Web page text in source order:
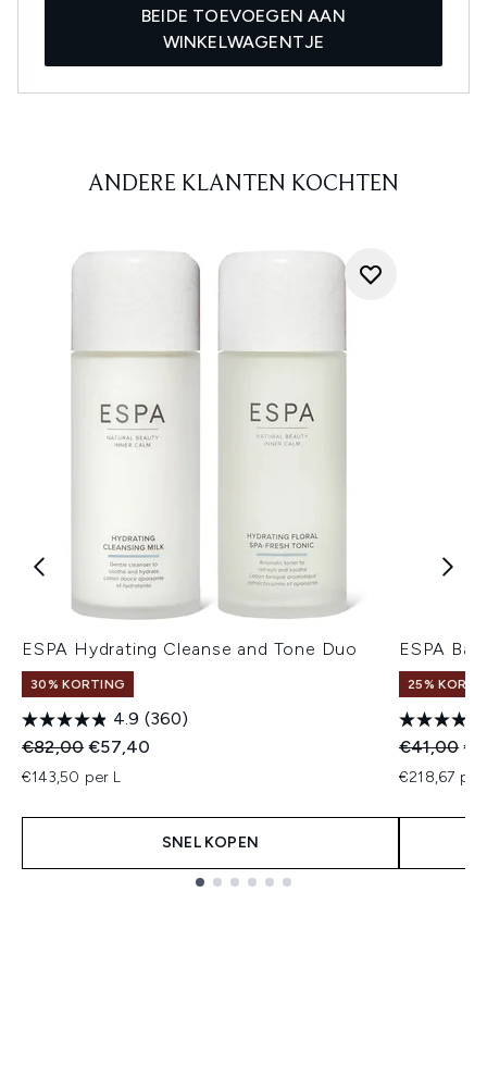
BEIDE TOEVOEGEN AAN
WINKELWAGENTJE
ANDERE KLANTEN KOCHTEN
ESPA Hydrating Cleanse and Tone Duo
30% KORTING
4.9 (360)
Recommended Retail Price:
€82,00Huidige prijs:
€57,40
€143,50 per L
SNEL KOPEN
ESPA
25%
€41,00
€218,67 per